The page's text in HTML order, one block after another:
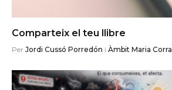
Comparteix el teu llibre
Per Jordi Cussó Porredón i Àmbit Maria Corral